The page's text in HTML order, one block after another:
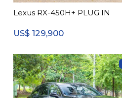
Lexus RX-450H+ PLUG IN
US$ 129,900